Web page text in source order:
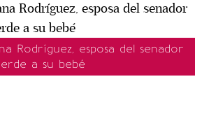
Rodríguez, esposa del senador
a su bebé